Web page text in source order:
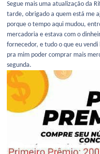
Segue mais uma atualização da
tarde, obrigado a quem está me
porque o tempo aqui mudou,
mercadoria e estava com o
fornecedor, e tudo o que eu
pra mim poder comprar mais
segunda.